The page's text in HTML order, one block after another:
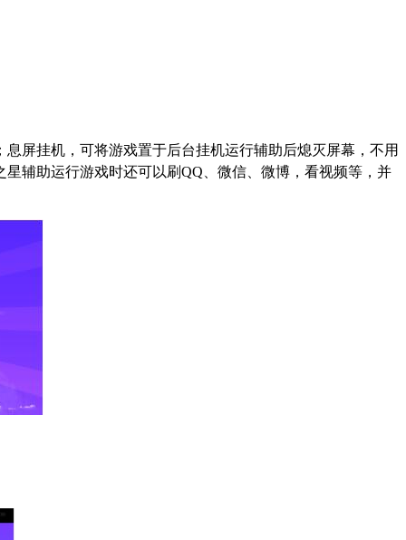
屏挂机，可将游戏置于后台挂机运行辅助后熄灭屏幕，不用
辅助运行游戏时还可以刷QQ、微信、微博，看视频等，并